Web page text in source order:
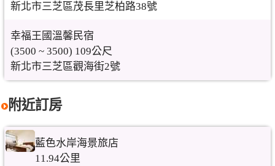
新北市三芝區茂長里芝柏路38號
幸福王國溫馨民宿
(3500 ~ 3500) 109公尺
新北市三芝區觀海街2號
附近訂房
藍色水岸海景旅店
11.94公里